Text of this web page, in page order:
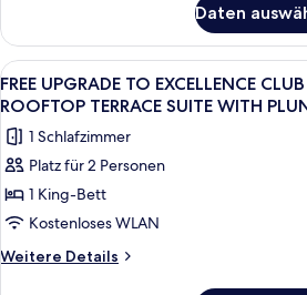
SUITE
anzeigen
UPGRADE
TO
EXCELLENCE
CLUB
SWIM-
UP
Daten
Alle
Fotos
für
FREE
UPGRADE
TO
EXCELLENCE
CLUB
Eine
7
FREE UPGRADE TO EXCELLENCE
ROOFTOP TERRACE SUITE WITH
1 Schlafzimmer
Platz für 2 Personen
1 King-Bett
Kostenloses WLAN
Weitere Details
Weitere